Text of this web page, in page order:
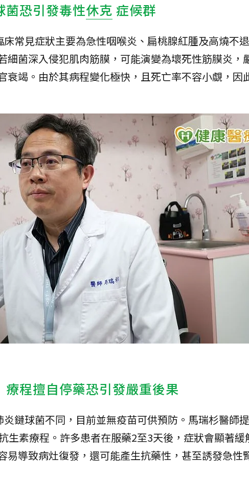
恐引發毒性休克 症候群
常見症狀主要為急性咽喉炎、扁桃腺紅腫及高燒不
細菌深入侵犯肌肉筋膜，可能演變為壞死性筋膜炎，
衰竭。由於其病程變化極快，且死亡率不容小覷，因
程擅自停藥恐引發嚴重後果
鏈球菌不同，目前並無疫苗可供預防。馬瑞杉醫師
生素療程。許多患者在服藥2至3天後，症狀會顯著緩
易導致病灶復發，還可能產生抗藥性，甚至誘發急性